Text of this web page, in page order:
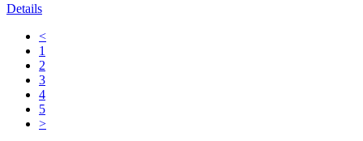
Details
<
1
2
3
4
5
>